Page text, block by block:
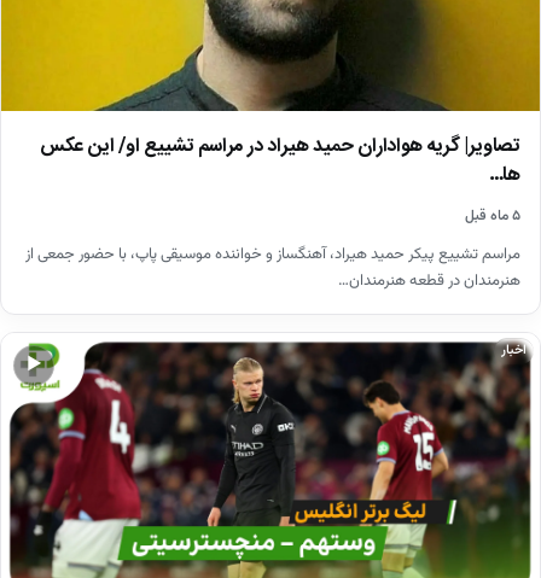
تصاویر| گریه هواداران حمید هیراد در مراسم تشییع او/ این عکس
ها…
۵ ماه قبل
مراسم تشییع پیکر حمید هیراد، آهنگساز و خواننده موسیقی پاپ، با حضور جمعی از
هنرمندان در قطعه هنرمندان…
▶
اخبار